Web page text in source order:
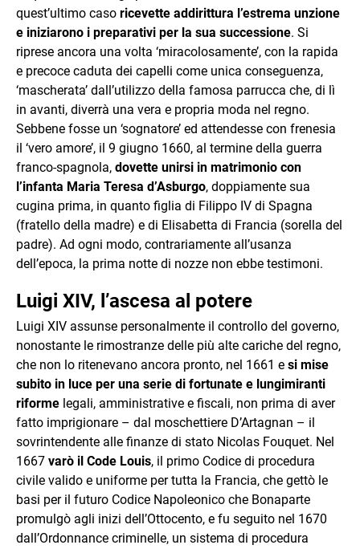
quest’ultimo caso ricevette addirittura l’estrema unzione
e iniziarono i preparativi per la sua successione. Si
riprese ancora una volta ‘miracolosamente’, con la rapida
e precoce caduta dei capelli come unica conseguenza,
‘mascherata’ dall’utilizzo della famosa parrucca che, di lì
in avanti, diverrà una vera e propria moda nel regno.
Sebbene fosse un ‘sognatore’ ed attendesse con frenesia
il ‘vero amore’, il 9 giugno 1660, al termine della guerra
franco-spagnola, dovette unirsi in matrimonio con
l’infanta Maria Teresa d’Asburgo, doppiamente sua
cugina prima, in quanto figlia di Filippo IV di Spagna
(fratello della madre) e di Elisabetta di Francia (sorella del
padre). Ad ogni modo, contrariamente all’usanza
dell’epoca, la prima notte di nozze non ebbe testimoni.
Luigi XIV, l’ascesa al potere
Luigi XIV assunse personalmente il controllo del governo,
nonostante le rimostranze delle più alte cariche del regno,
che non lo ritenevano ancora pronto, nel 1661 e si mise
subito in luce per una serie di fortunate e lungimiranti
riforme legali, amministrative e fiscali, non prima di aver
fatto imprigionare – dal moschettiere D’Artagnan – il
sovrintendente alle finanze di stato Nicolas Fouquet. Nel
1667 varò il Code Louis, il primo Codice di procedura
civile valido e uniforme per tutta la Francia, che gettò le
basi per il futuro Codice Napoleonico che Bonaparte
promulgò agli inizi dell’Ottocento, e fu seguito nel 1670
dall’Ordonnance criminelle, un sistema di procedura